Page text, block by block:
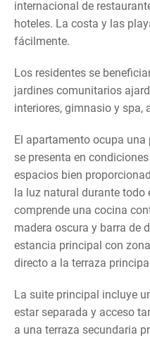
internacional de
hoteles. La costa y las
fácilmente.
Los residentes se
jardines comunitarios
interiores, gimnasio y spa,
El apartamento ocupa
se presenta en
espacios bien
la luz natural durante todo
comprende una cocina
madera oscura y barra de
estancia principal con
directo a la terraza
La suite principal incluye
estar separada y acceso
a una terraza secundaria